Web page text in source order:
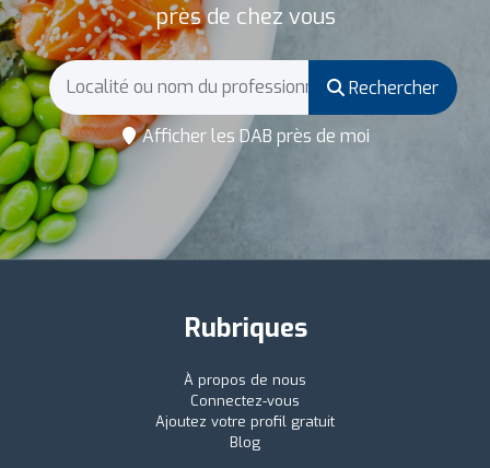
près de chez vous
Rechercher
Afficher les DAB près de moi
Rubriques
À propos de nous
Connectez-vous
Ajoutez votre profil gratuit
Blog